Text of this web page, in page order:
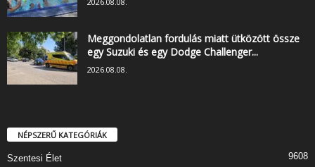
Meggondolatlan fordulás miatt ütközött össze
egy Suzuki és egy Dodge Challenger...
2026.08.08.
NÉPSZERŰ KATEGÓRIÁK
Szentesi Élet 9608